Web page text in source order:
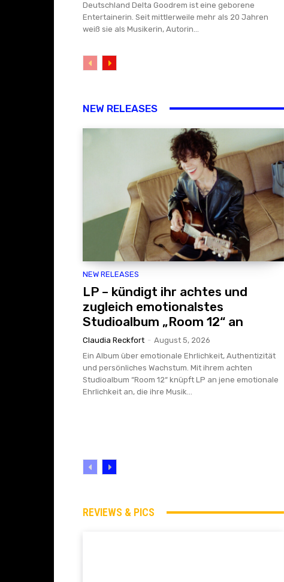
Deutschland Delta Goodrem ist eine geborene
Entertainerin. Seit mittlerweile mehr als 20 Jahren
weiß sie als Musikerin, Autorin...
NEW RELEASES
NEW RELEASES
LP – kündigt ihr achtes und
zugleich emotionalstes
Studioalbum „Room 12“ an
Claudia Reckfort - August 5, 2026
Ein Album über emotionale Ehrlichkeit, Authentizität
und persönliches Wachstum. Mit ihrem achten
Studioalbum “Room 12“ knüpft LP an jene emotionale
Ehrlichkeit an, die ihre Musik...
REVIEWS & PICS